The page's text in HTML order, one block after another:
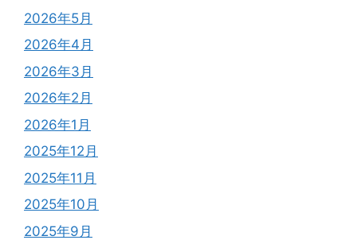
2026年5月
2026年4月
2026年3月
2026年2月
2026年1月
2025年12月
2025年11月
2025年10月
2025年9月